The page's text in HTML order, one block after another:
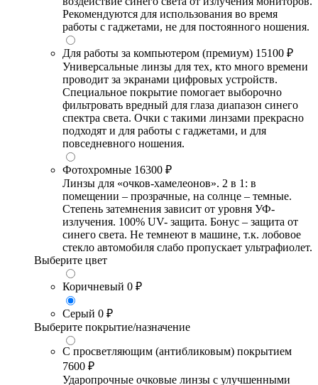
Рекомендуются для использования во время
работы с гаджетами, не для постоянного ношения.
Для работы за компьютером (премиум) 15100 ₽
Универсальные линзы для тех, кто много времени
проводит за экранами цифровых устройств.
Специальное покрытие помогает выборочно
фильтровать вредный для глаза диапазон синего
спектра света. Очки с такими линзами прекрасно
подходят и для работы с гаджетами, и для
повседневного ношения.
Фотохромные 16300 ₽
Линзы для «очков-хамелеонов». 2 в 1: в
помещении – прозрачные, на солнце – темные.
Степень затемнения зависит от уровня УФ-
излучения. 100% UV- защита. Бонус – защита от
синего света. Не темнеют в машине, т.к. лобовое
стекло автомобиля слабо пропускает ультрафиолет.
Выберите цвет
Коричневый 0 ₽
Серый 0 ₽
Выберите покрытие/назначение
С просветляющим (антибликовым) покрытием
7600 ₽
Ударопрочные очковые линзы с улучшенными